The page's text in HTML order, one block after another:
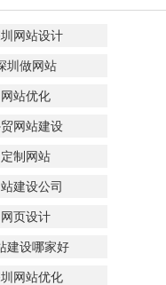
网站设计
圳做网站
网站优化
网站建设
定制网站
建设公司
网页设计
建设哪家好
网站优化